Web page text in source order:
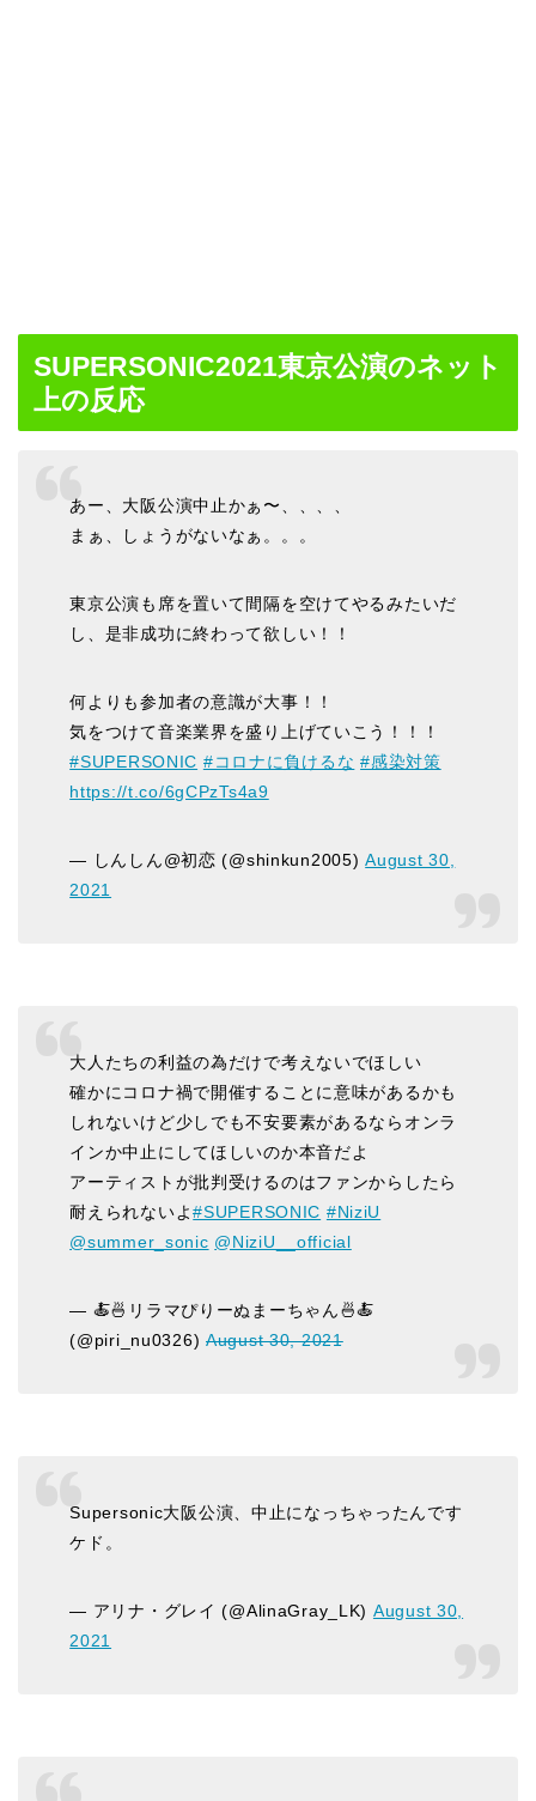
SUPERSONIC2021東京公演のネット
上の反応
あー、大阪公演中止かぁ〜、、、、
まぁ、しょうがないなぁ。。。
東京公演も席を置いて間隔を空けてやるみたいだ
し、是非成功に終わって欲しい！！
何よりも参加者の意識が大事！！
気をつけて音楽業界を盛り上げていこう！！！
#SUPERSONIC #コロナに負けるな #感染対策
https://t.co/6gCPzTs4a9
— しんしん@初恋 (@shinkun2005)August 30,
2021
大人たちの利益の為だけで考えないでほしい
確かにコロナ禍で開催することに意味があるかも
しれないけど少しでも不安要素があるならオンラ
インか中止にしてほしいのか本音だよ
アーティストが批判受けるのはファンからしたら
耐えられないよ#SUPERSONIC #NiziU
@summer_sonic @NiziU__official
— 🍝🍜リラマぴりーぬまーちゃん🍜🍝
(@piri_nu0326) August 30, 2021
Supersonic大阪公演、中止になっちゃったんです
ケド。
— アリナ・グレイ (@AlinaGray_LK) August 30,
2021